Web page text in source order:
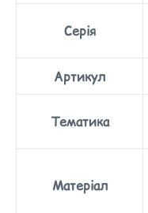
Серія
Артикул
Тематика
Матеріал